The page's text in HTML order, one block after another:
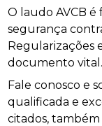
O laudo AVCB
segurança
Regularizações
documento vital.
Fale conosco e
qualificada e
citados,